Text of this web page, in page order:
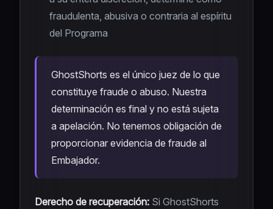
fraudulenta, abusiva o contraria al espíritu
del Programa
GhostShorts es el único juez de lo que
constituye fraude o abuso. Nuestra
determinación es final y no está sujeta
a apelación. No tenemos obligación de
proporcionar evidencia de fraude al
Embajador.
Derecho de recuperación: Si GhostShorts